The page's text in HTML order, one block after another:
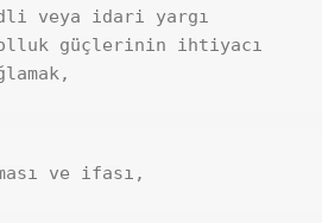
veya idari yargı
güçlerinin ihtiyacı
ve ifası,